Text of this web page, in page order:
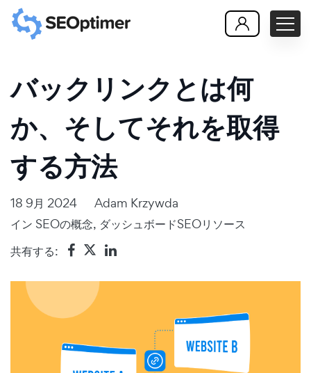
バックリンクとは何
か、そしてそれを取得
する方法
18 9月 2024
Adam Krzywda
イン SEOの概念, ダッシュボードSEOリソース
共有する: